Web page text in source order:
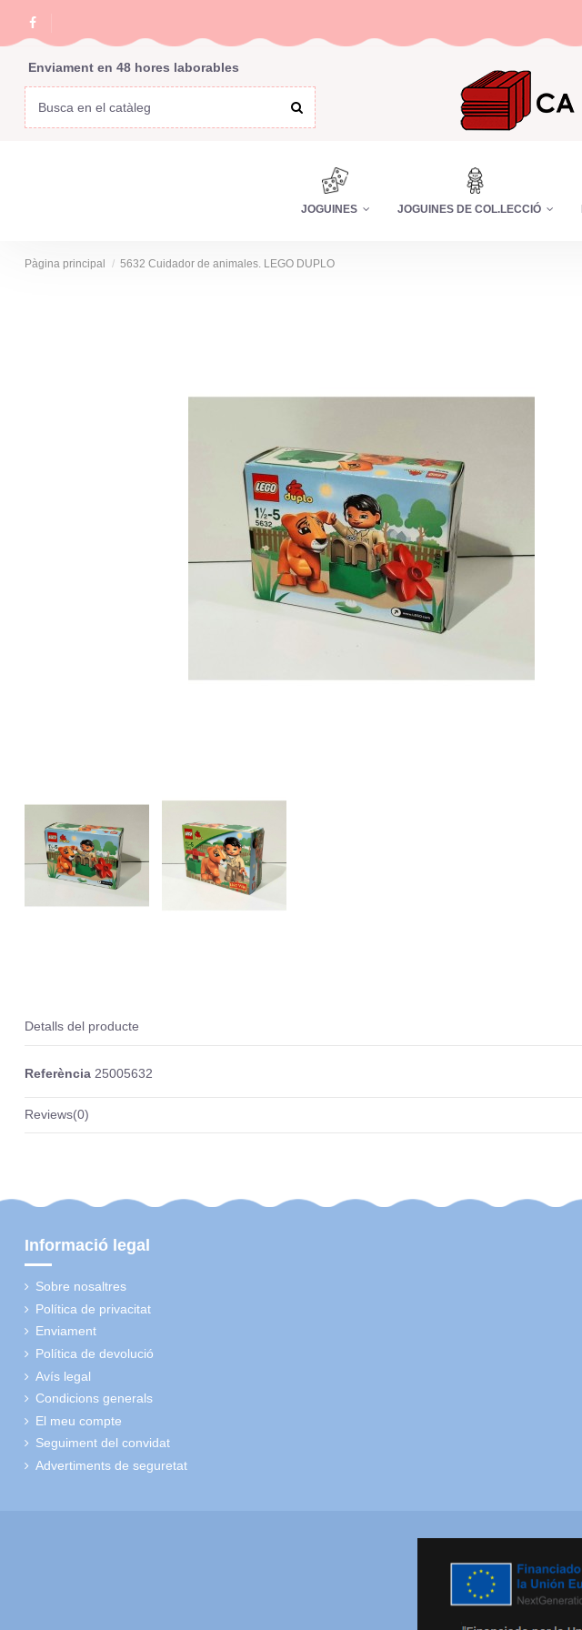
Enviament en 48 hores laborables
JOGUINES JOGUINES DE COL.LECCIÓ
Pàgina principal 5632 Cuidador de animales. LEGO DUPLO
Detalls del producte
Referència 25005632
Reviews(0)
Informació legal
Sobre nosaltres
Política de privacitat
Enviament
Política de devolució
Avís legal
Condicions generals
El meu compte
Seguiment del convidat
Advertiments de seguretat